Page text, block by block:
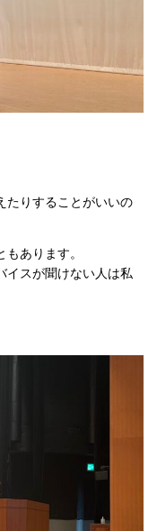
たりすることがいいの
あります。
イスが聞けない人は私